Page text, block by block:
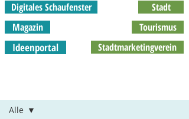
Stadt
Digitales Schaufenster
Magazin
Ideenportal
Tourismus
Stadtmarketingverein
Alle